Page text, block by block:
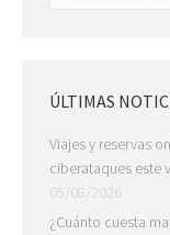
ÚLTIMAS
Viajes y reservas
ciberataques este
05/08/2026
¿Cuánto cuesta